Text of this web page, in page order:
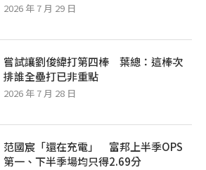
2026 年 7 月 29 日
嘗試讓劉俊緯打第四棒 葉總：這棒次
排誰全壘打已非重點
2026 年 7 月 28 日
范國宸「還在充電」 富邦上半季OPS
第一、下半季場均只得2.69分